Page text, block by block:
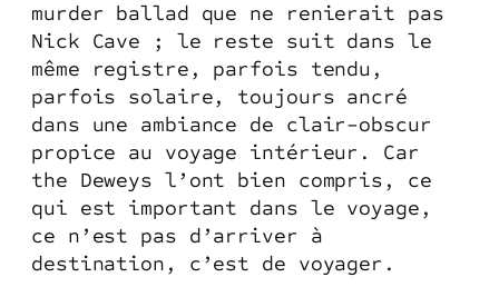
murder ballad que ne renierait pas
Nick Cave ; le reste suit dans le
même registre, parfois tendu,
parfois solaire, toujours ancré
dans une ambiance de clair-obscur
propice au voyage intérieur. Car
the Deweys l’ont bien compris, ce
qui est important dans le voyage,
ce n’est pas d’arriver à
destination, c’est de voyager.